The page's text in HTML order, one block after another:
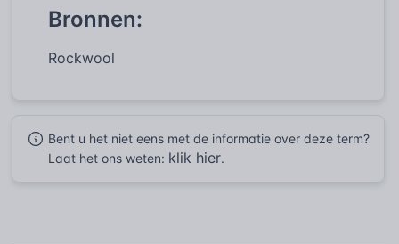
Bronnen:
Rockwool
Bent u het niet eens met de informatie over deze term?
Laat het ons weten: klik hier.